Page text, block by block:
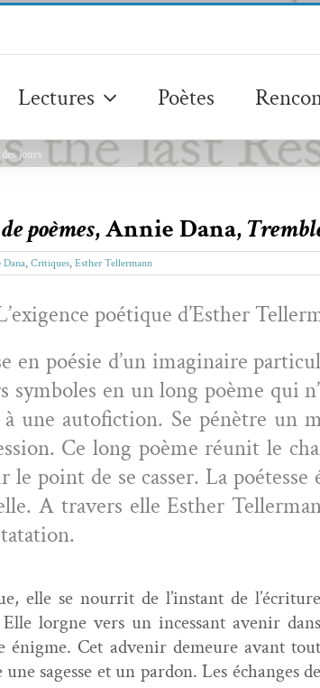
Lectures Poètes
jours
poèmes, Annie Dana,
Dana, Critiques, Esther Tellermann
poé­tique d’Esther
en poésie d’un imag­i­naire
sym­bol­es en un long poème qui
une aut­ofic­tion. Se pénètre un
Ce long poème réu­nit le
point de se cass­er. La poétesse
A tra­vers elle Esther
elle se nour­rit de l’instant de l’écriture
lorgne vers un inces­sant avenir dans
énigme. Cet advenir demeure avant tout
sagesse et un par­don. Les échanges de